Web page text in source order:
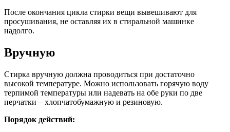
После окончания цикла стирки вещи вывешивают для
просушивания, не оставляя их в стиральной машинке
надолго.
Вручную
Стирка вручную должна проводиться при достаточно
высокой температуре. Можно использовать горячую воду
терпимой температуры или надевать на обе руки по две
перчатки – хлопчатобумажную и резиновую.
Порядок действий: